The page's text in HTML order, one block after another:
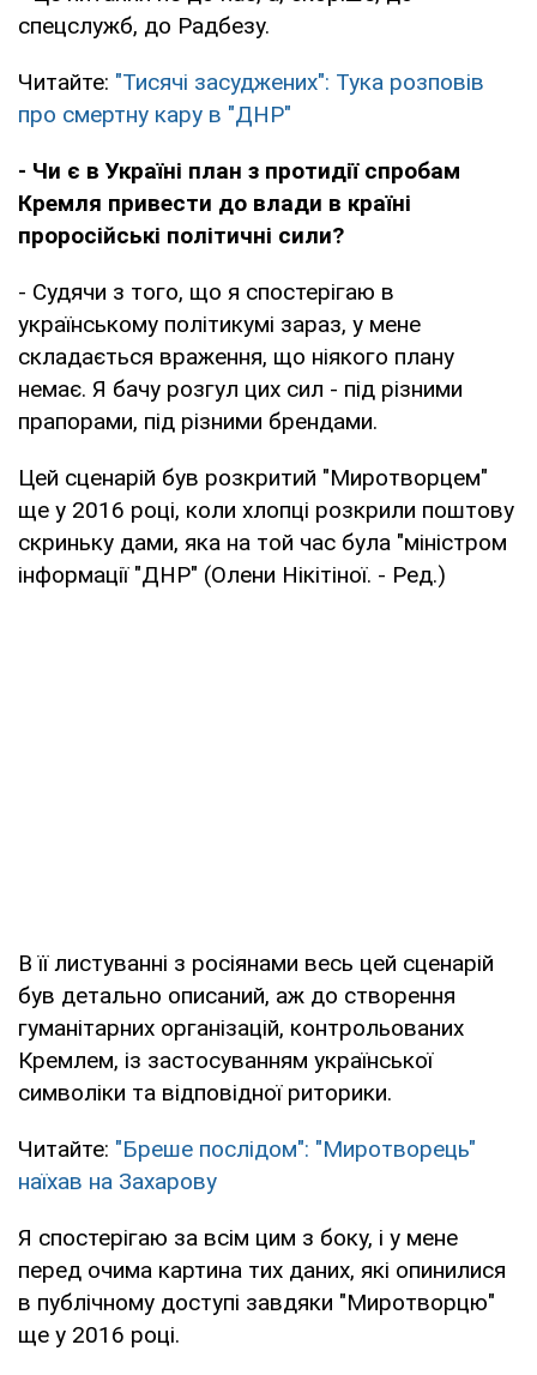
спецслужб, до Радбезу.
Читайте: "Тисячі засуджених": Тука розповів
про смертну кару в "ДНР"
- Чи є в Україні план з протидії спробам
Кремля привести до влади в країні
проросійські політичні сили?
- Судячи з того, що я спостерігаю в
українському політикумі зараз, у мене
складається враження, що ніякого плану
немає. Я бачу розгул цих сил - під різними
прапорами, під різними брендами.
Цей сценарій був розкритий "Миротворцем"
ще у 2016 році, коли хлопці розкрили поштову
скриньку дами, яка на той час була "міністром
інформації "ДНР" (Олени Нікітіної. - Ред.)
В її листуванні з росіянами весь цей сценарій
був детально описаний, аж до створення
гуманітарних організацій, контрольованих
Кремлем, із застосуванням української
символіки та відповідної риторики.
Читайте: "Бреше послідом": "Миротворець"
наїхав на Захарову
Я спостерігаю за всім цим з боку, і у мене
перед очима картина тих даних, які опинилися
в публічному доступі завдяки "Миротворцю"
ще у 2016 році.